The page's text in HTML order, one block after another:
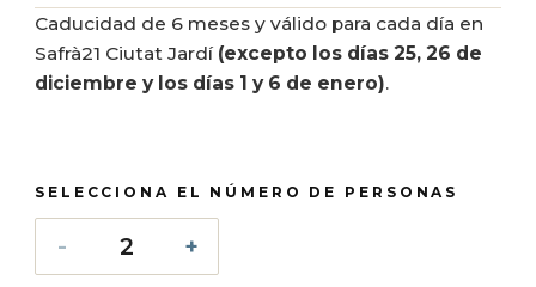
Caducidad de 6 meses y válido para cada día en
Safrà21 Ciutat Jardí (excepto los días 25, 26 de
diciembre y los días 1 y 6 de enero).
SELECCIONA EL NÚMERO DE PERSONAS